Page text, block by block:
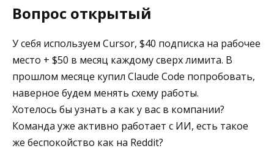
Вопрос открытый
У себя используем Cursor, $40 подписка на рабочее
место + $50 в месяц каждому сверх лимита. В
прошлом месяце купил Claude Code попробовать,
наверное будем менять схему работы.
Хотелось бы узнать а как у вас в компании?
Команда уже активно работает с ИИ, есть такое
же беспокойство как на Reddit?